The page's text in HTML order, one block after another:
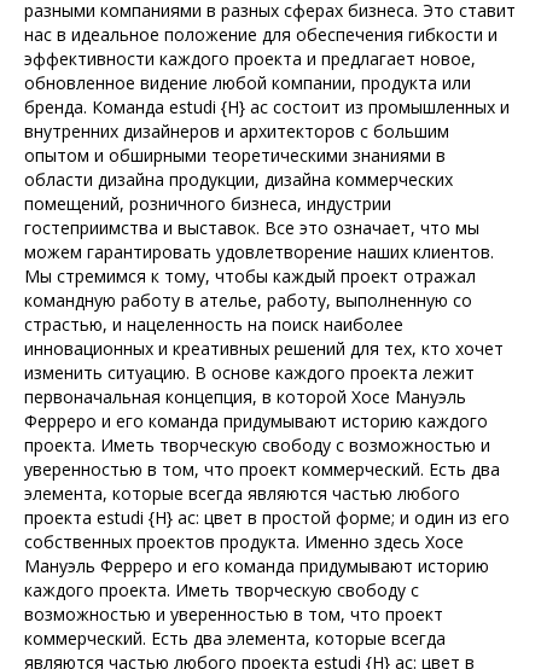
разными компаниями в разных сферах бизнеса. Это ставит
нас в идеальное положение для обеспечения гибкости и
эффективности каждого проекта и предлагает новое,
обновленное видение любой компании, продукта или
бренда. Команда estudi {H} ac состоит из промышленных и
внутренних дизайнеров и архитекторов с большим
опытом и обширными теоретическими знаниями в
области дизайна продукции, дизайна коммерческих
помещений, розничного бизнеса, индустрии
гостеприимства и выставок. Все это означает, что мы
можем гарантировать удовлетворение наших клиентов.
Мы стремимся к тому, чтобы каждый проект отражал
командную работу в ателье, работу, выполненную со
страстью, и нацеленность на поиск наиболее
инновационных и креативных решений для тех, кто хочет
изменить ситуацию. В основе каждого проекта лежит
первоначальная концепция, в которой Хосе Мануэль
Ферреро и его команда придумывают историю каждого
проекта. Иметь творческую свободу с возможностью и
уверенностью в том, что проект коммерческий. Есть два
элемента, которые всегда являются частью любого
проекта estudi {H} ac: цвет в простой форме; и один из его
собственных проектов продукта. Именно здесь Хосе
Мануэль Ферреро и его команда придумывают историю
каждого проекта. Иметь творческую свободу с
возможностью и уверенностью в том, что проект
коммерческий. Есть два элемента, которые всегда
являются частью любого проекта estudi {H} ac: цвет в